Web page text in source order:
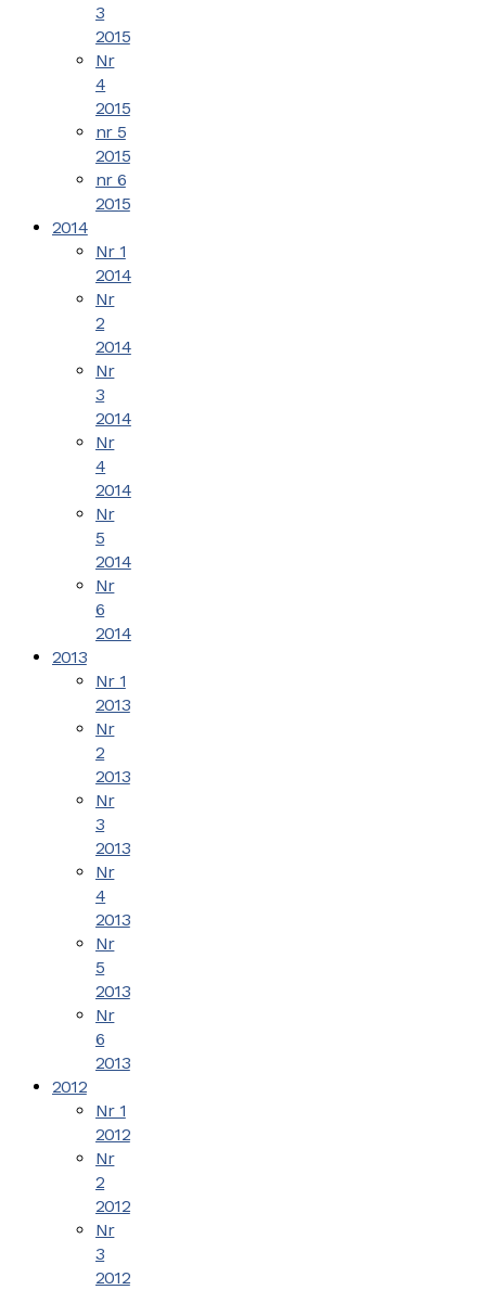
3
2015
Nr
4
2015
nr 5
2015
nr 6
2015
2014
Nr 1
2014
Nr
2
2014
Nr
3
2014
Nr
4
2014
Nr
5
2014
Nr
6
2014
2013
Nr 1
2013
Nr
2
2013
Nr
3
2013
Nr
4
2013
Nr
5
2013
Nr
6
2013
2012
Nr 1
2012
Nr
2
2012
Nr
3
2012